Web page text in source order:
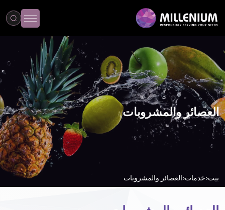
العصائر والمشروبات
بيت خدمات العصائر والمشروبات